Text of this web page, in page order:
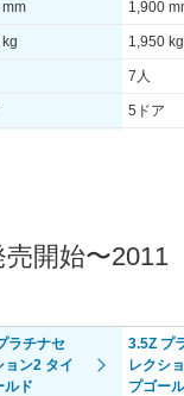
1,900
1,950 kg
7人
5ドア
3,000 344
97V 235/
開始〜2011
ラチナセ
ョン2 タイ
ルド
3.5Z プ
レクシ
プゴー